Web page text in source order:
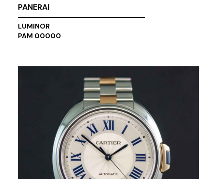
PANERAI
LUMINOR
PAM 00000